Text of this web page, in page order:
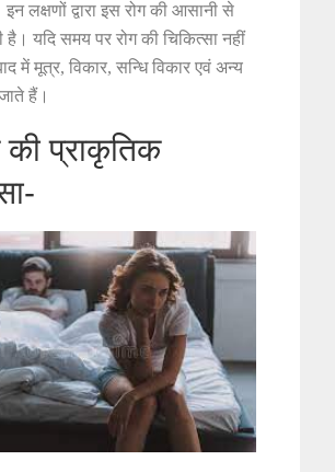
लक्षणों द्वारा इस रोग की आसानी से
है। यदि समय पर रोग की चिकित्सा नहीं
में मूत्र, विकार, सन्धि विकार एवं अन्य
हैं।
प्राकृतिक